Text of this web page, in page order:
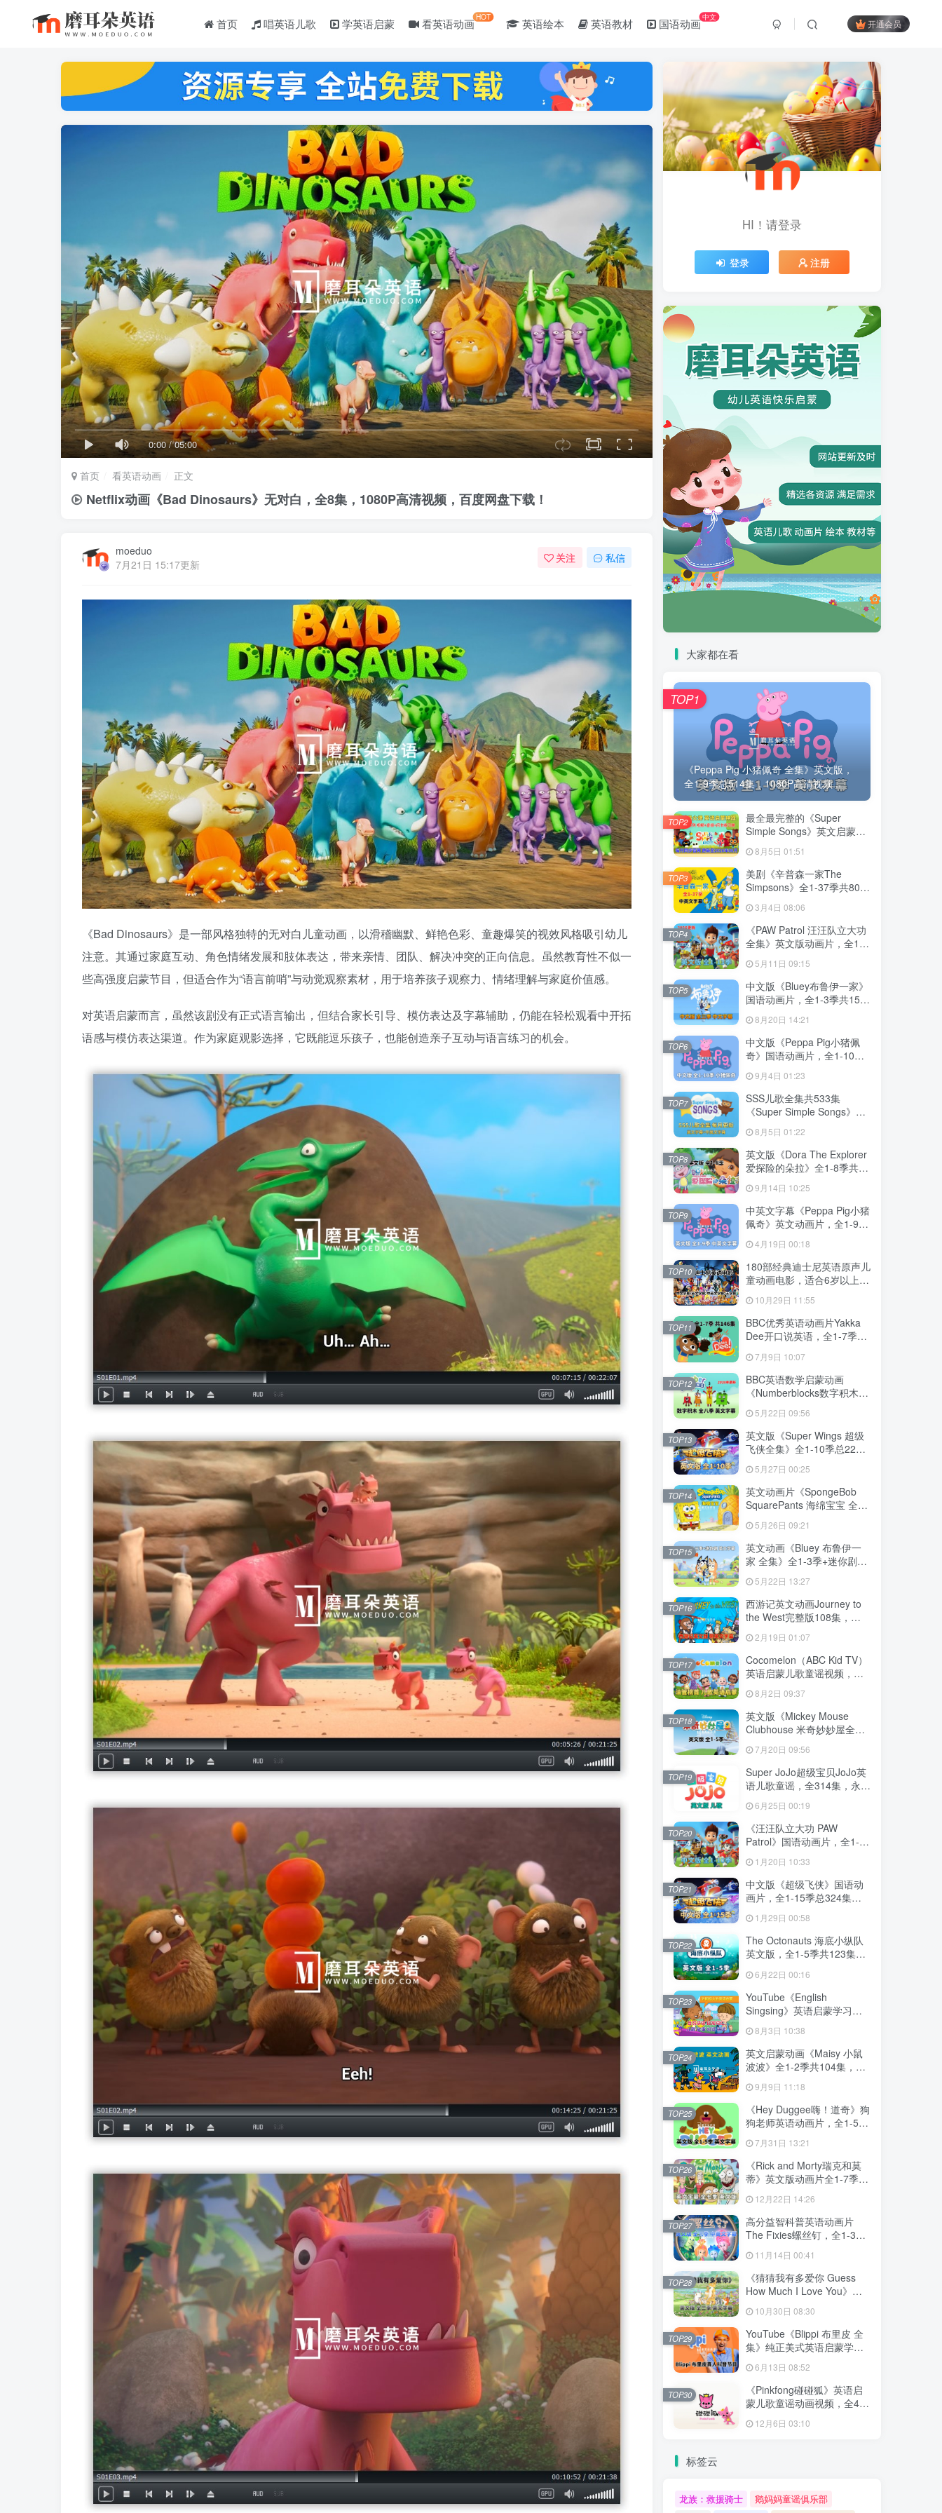
首页 唱英语儿歌 学英语启蒙 看英语动画HOT 英语绘本 英语教材 国语动画中文
开通会员
0:00/05:00
首页 看英语动画 正文
Netflix动画《Bad Dinosaurs》无对白，全8集，1080P高清视频，百度网盘下载！
moeduo
7月21日 15:17更新
关注 私信
《Bad Dinosaurs》是一部风格独特的无对白儿童动画，以滑稽幽默、鲜艳色彩、童趣爆笑的视效风格吸引幼儿
注意。其通过家庭互动、角色情绪发展和肢体表达，带来亲情、团队、解决冲突的正向信息。虽然教育性不似一
些高强度启蒙节目，但适合作为“语言前哨”与动觉观察素材，用于培养孩子观察力、情绪理解与家庭价值感。
对英语启蒙而言，虽然该剧没有正式语言输出，但结合家长引导、模仿表达及字幕辅助，仍能在轻松观看中开拓
语感与模仿表达渠道。作为家庭观影选择，它既能逗乐孩子，也能创造亲子互动与语言练习的机会。
HI！请登录
登录 注册
大家都在看
《Peppa Pig 小猪佩奇 全集》英文版，
全1-9季总514集，1080P高清视频...
TOP1
最全最完整的《Super
Simple Songs》英文启蒙儿
画视频，各系列总共2115集
视频，1080P高清视频带英
文字幕，百度网盘下载！
8月5日 01:51
TOP2
美剧《辛普森一家The
Simpsons》全1-37季共802
度网盘下载！
3月4日 08:06
TOP3
《PAW Patrol 汪汪队立大功
全集》英文版动画片，全1-
视频带英文字幕，带配套音
频MP3，百度网盘下载！
5月11日 09:15
TOP4
中文版《Bluey布鲁伊一家》
国语动画片，全1-3季共156
字幕，百度网盘下载！
8月20日 14:21
TOP5
中文版《Peppa Pig小猪佩
奇》国语动画片，全1-10季
百度网盘下载！
9月4日 01:23
TOP6
SSS儿歌全集共533集
《Super Simple Songs》
1080P高清视频带英文字幕
+中英文字幕+配套音频
MP3，百度网盘下载！
8月5日 01:22
TOP7
英文版《Dora The Explorer
爱探险的朵拉》全1-8季共
173集，带英文字幕和配套音
频MP3，百度网盘下载！
9月14日 10:25
TOP8
中英文字幕《Peppa Pig小猪
佩奇》英文动画片，全1-9季
共415集，1080P高清视频，
带配套音频MP3，百度网盘
下载！
4月19日 00:18
TOP9
180部经典迪士尼英语原声儿
童动画电影，适合6岁以上，
720P高清电影视频带中英文
字幕，百度网盘下载！
10月29日 11:55
TOP10
BBC优秀英语动画片Yakka
Dee开口说英语，全1-7季总
英文字幕，百度网盘下载！
7月9日 10:07
TOP11
BBC英语数学启蒙动画
《Numberblocks数字积木》
198集，1080P高清视频带英
文字幕，带配套音频MP3，
百度网盘下载！
5月22日 09:56
TOP12
英文版《Super Wings 超级
飞侠全集》全1-10季总224
字幕，带配套音频MP3，百
度网盘下载！
5月27日 00:25
TOP13
英文动画片《SpongeBob
SquarePants 海绵宝宝 全
清视频带英文字幕，百度网
盘下载！
5月26日 09:21
TOP14
英文动画《Bluey 布鲁伊一
家 全集》全1-3季+迷你剧共
文字幕，送音频MP3，百度
网盘下载！
5月22日 13:27
TOP15
西游记英文动画Journey to
the West完整版108集，
幕，百度网盘下载！
2月19日 01:07
TOP16
Cocomelon（ABC Kid TV）
英语启蒙儿歌童谣视频，全
1199集，1080P高清视频带
英文字幕，带音频MP3，百
度网盘下载！
8月2日 09:37
TOP17
英文版《Mickey Mouse
Clubhouse 米奇妙妙屋全
集》全1-5季总148集，
1080P高清视频带英文字
幕，带配套音频MP3，百度
网盘下载！
7月20日 09:56
TOP18
Super JoJo超级宝贝JoJo英
语儿歌童谣，全314集，永久
免费更新，1080P高清视频
带英文字幕，百度网盘下
载！
6月25日 00:19
TOP19
《汪汪队立大功 PAW
Patrol》国语动画片，全1-10
季总257集，1080P高清视
频，百度网盘下载！
1月20日 10:33
TOP20
中文版《超级飞侠》国语动
画片，全1-15季总324集，
1080P高清视频带中文字
幕，百度网盘下载！
1月29日 00:58
TOP21
The Octonauts 海底小纵队
英文版，全1-5季共123集，
幕，带配套音频MP3，百度
网盘下载！
6月22日 00:16
TOP22
YouTube《English
Singsing》英语启蒙学习自
话，故事等，全套共1364
集，1080P高清视频带英文
字幕，百度网盘下载！
8月3日 10:38
TOP23
英文启蒙动画《Maisy 小鼠
波波》全1-2季共104集，标
盘下载！
9月9日 11:18
TOP24
《Hey Duggee嗨！道奇》狗
狗老师英语动画片，全1-5季
英文字幕，百度网盘下载！
7月31日 13:21
TOP25
《Rick and Morty瑞克和莫
蒂》英文版动画片全1-7季共
文字幕，百度网盘下载！
12月22日 14:26
TOP26
高分益智科普英语动画片
The Fixies螺丝钉，全1-3季
视频带中英文字幕，百度网
盘下载！
11月14日 00:41
TOP27
《猜猜我有多爱你 Guess
How Much I Love You》英
语动画片，全3季共78集，
1080P高清视频带英文字
幕，百度网盘下载！
10月30日 08:30
TOP28
YouTube《Blippi 布里皮 全
集》纯正美式英语启蒙学习
英语视频，全1008集，
1080P高清视频带英文字
幕，百度网盘下载！
6月13日 08:52
TOP29
《Pinkfong碰碰狐》英语启
蒙儿歌童谣动画视频，全41
系列共584集，1080P高清视
频带中英文字幕，百度网盘
12月6日 03:10
TOP30
标签云
龙族：救援骑士
鹅妈妈童谣俱乐部